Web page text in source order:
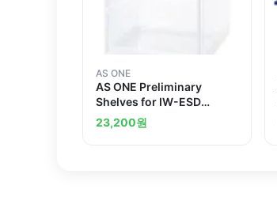
AS ONE
AS ONE Preliminary
Shelves for IW-ESD
(Uncharged
Specification)
23,200원